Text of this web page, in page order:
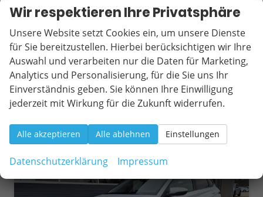
66 kW (90 PS)
20 km
01.03.2026
22.000,– €
incl. 19% MwSt.
Wir rufen Sie an
Fahrzeugexposé (PDF)
Fahrzeug parken
Verbrauch kombiniert:
5,70 l/100km
CO -Klasse: D
CO2-Emissionen:129,00 g/km
ab 202,– € mtl.
Wir respektieren Ihre Privatsphäre
Unsere Website setzt Cookies ein, um unsere Dienste
für Sie bereitzustellen. Hierbei berücksichtigen wir Ihre
Auswahl und verarbeiten nur die Daten für Marketing,
Analytics und Personalisierung, für die Sie uns Ihr
Einverständnis geben. Sie können Ihre Einwilligung
jederzeit mit Wirkung für die Zukunft widerrufen.
Alle akzeptieren Alle ablehnen Einstellungen
Datenschutzerklärung Impressum